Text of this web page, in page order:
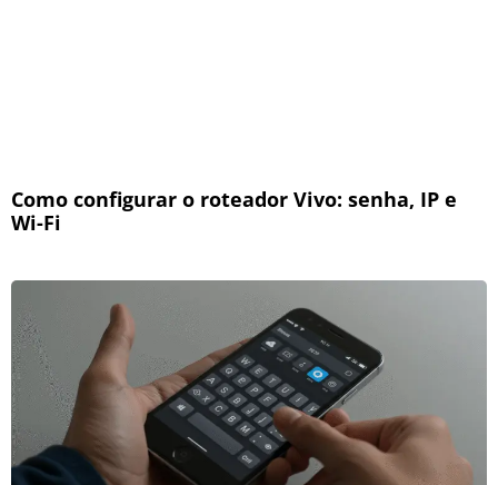
Como configurar o roteador Vivo: senha, IP e
Wi-Fi